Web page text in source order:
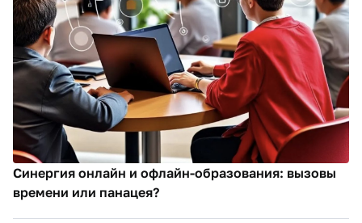
Синергия онлайн и офлайн-образования: вызовы
времени или панацея?